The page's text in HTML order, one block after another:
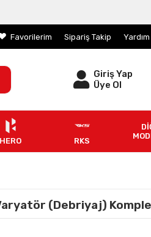
Favorilerim Sipariş Takip Yardım
Giriş Yap
Üye Ol
HERO RKS
(Debriyaj)